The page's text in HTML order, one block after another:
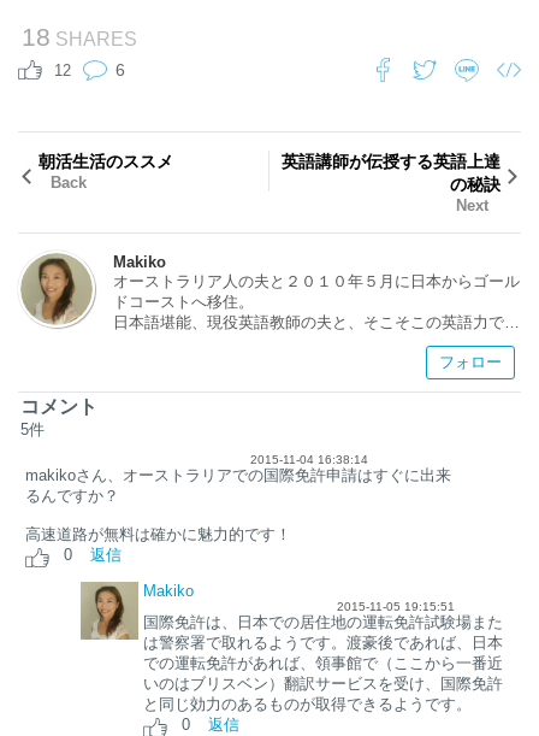
18 SHARES
12 6
朝活生活のススメ
Back
英語講師が伝授する英語上達
の秘訣
Next
Makiko
オーストラリア人の夫と２０１０年５月に日本からゴール
ドコーストへ移住。
日本語堪能、現役英語教師の夫と、そこそこの英語力で日
本語教師のワタクシは、言語オタク。言葉について語ると
止まらない・・・（笑）それでも、言語学習に苦労した私
たちだからこそ、これから勉強するぞ！という人の相談に
イカルチャーで育っています。
趣味は、ブッシュウォーキング。料理と食べること。読
ゴールドコースト渡航前に聞いてみたいこと。
オーストラリアの教育事情。バイリンガル育児のこと。英
語学習のことなど、お気軽にお尋ねください：）
【アメブロ】http://ameblo.jp/englishcoach2017/
フォロー
コメント
5件
2015-11-04 16:38:14
makikoさん、オーストラリアでの国際免許申請はすぐに出来
るんですか？
高速道路が無料は確かに魅力的です！
0
返信
Makiko
2015-11-05 19:15:51
国際免許は、日本での居住地の運転免許試験場また
は警察署で取れるようです。渡豪後であれば、日本
での運転免許があれば、領事館で（ここから一番近
いのはブリスベン）翻訳サービスを受け、国際免許
と同じ効力のあるものが取得できるようです。
0
返信